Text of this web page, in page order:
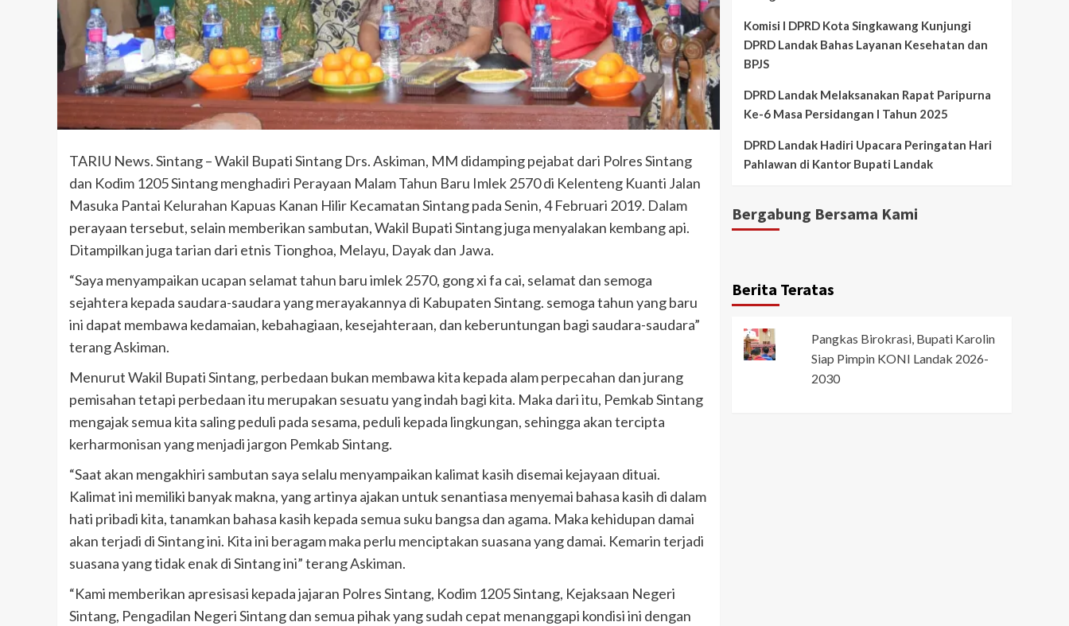
TARIU News. Sintang – Wakil Bupati Sintang Drs. Askiman, MM didamping pejabat dari Polres Sintang
dan Kodim 1205 Sintang menghadiri Perayaan Malam Tahun Baru Imlek 2570 di Kelenteng Kuanti Jalan
Masuka Pantai Kelurahan Kapuas Kanan Hilir Kecamatan Sintang pada Senin, 4 Februari 2019. Dalam
perayaan tersebut, selain memberikan sambutan, Wakil Bupati Sintang juga menyalakan kembang api.
Ditampilkan juga tarian dari etnis Tionghoa, Melayu, Dayak dan Jawa.
“Saya menyampaikan ucapan selamat tahun baru imlek 2570, gong xi fa cai, selamat dan semoga
sejahtera kepada saudara-saudara yang merayakannya di Kabupaten Sintang. semoga tahun yang baru
ini dapat membawa kedamaian, kebahagiaan, kesejahteraan, dan keberuntungan bagi saudara-saudara”
terang Askiman.
Menurut Wakil Bupati Sintang, perbedaan bukan membawa kita kepada alam perpecahan dan jurang
pemisahan tetapi perbedaan itu merupakan sesuatu yang indah bagi kita. Maka dari itu, Pemkab Sintang
mengajak semua kita saling peduli pada sesama, peduli kepada lingkungan, sehingga akan tercipta
kerharmonisan yang menjadi jargon Pemkab Sintang.
“Saat akan mengakhiri sambutan saya selalu menyampaikan kalimat kasih disemai kejayaan dituai.
Kalimat ini memiliki banyak makna, yang artinya ajakan untuk senantiasa menyemai bahasa kasih di dalam
hati pribadi kita, tanamkan bahasa kasih kepada semua suku bangsa dan agama. Maka kehidupan damai
akan terjadi di Sintang ini. Kita ini beragam maka perlu menciptakan suasana yang damai. Kemarin terjadi
suasana yang tidak enak di Sintang ini” terang Askiman.
“Kami memberikan apresisasi kepada jajaran Polres Sintang, Kodim 1205 Sintang, Kejaksaan Negeri
Sintang, Pengadilan Negeri Sintang dan semua pihak yang sudah cepat menanggapi kondisi ini dengan
Komisi I DPRD Kota Singkawang Kunjungi
DPRD Landak Bahas Layanan Kesehatan dan
BPJS
DPRD Landak Melaksanakan Rapat Paripurna
Ke-6 Masa Persidangan I Tahun 2025
DPRD Landak Hadiri Upacara Peringatan Hari
Pahlawan di Kantor Bupati Landak
Bergabung Bersama Kami
Berita Teratas
Pangkas Birokrasi, Bupati Karolin
Siap Pimpin KONI Landak 2026-
2030